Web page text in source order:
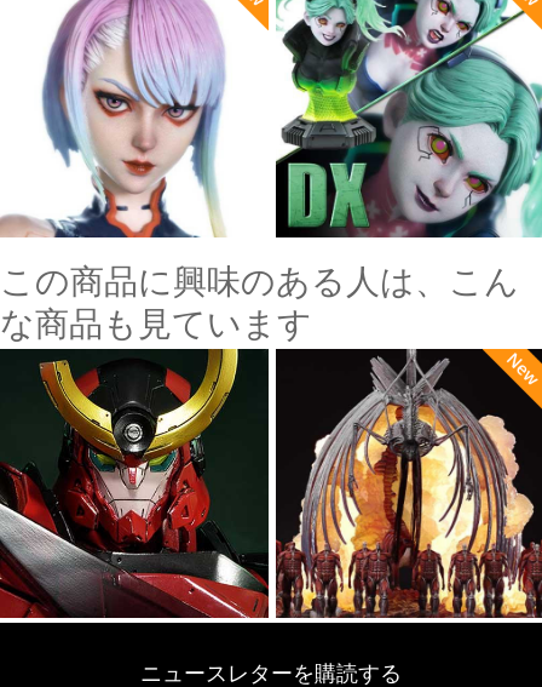
この商品に興味のある人は、こん
な商品も見ています
ニュースレターを購読する